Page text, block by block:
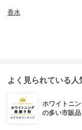
香水
よく見られている
ホワイトニ
の多い市販